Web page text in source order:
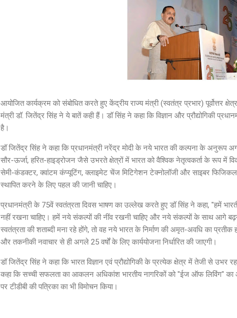
आयोजित कार्यक्रम को संबोधित करते हुए केंद्रीय राज्य मंत्री (स्वतंत्र प्रभार) पूर्वोत्तर
मंत्री डॉ. जितेंद्र सिंह ने ये बातें कही हैं। डॉ सिंह ने कहा कि विज्ञान और प्रौद्योगिकी
है।
डॉ जितेंद्र सिंह ने कहा कि प्रधानमंत्री नरेंद्र मोदी के नये भारत की कल्पना के अनुरूप अगले
सौर-ऊर्जा, हरित-हाइड्रोजन जैसे उभरते क्षेत्रों में भारत को वैश्विक नेतृत्वकर्ता के रूप में
सेमी-कंडक्टर, क्वांटम कंप्यूटिंग, क्लाइमेट चेंज मिटिगेशन टेक्नोलॉजी और साइबर
स्थापित करने के लिए पहल की जानी चाहिए।
प्रधानमंत्री के 75वें स्वतंत्रता दिवस भाषण का उल्लेख करते हुए डॉ सिंह ने कहा, "हमें
नहीं रखना चाहिए। हमें नये संकल्पों की नींव रखनी चाहिए और नये संकल्पों के साथ आगे
स्वतंत्रता की शताब्दी मना रहे होंगे, तो वह नये भारत के निर्माण की अमृत-अवधि का
और तकनीकी नवाचार से ही अगले 25 वर्षों के लिए कार्ययोजना निर्धारित की जाएगी।
डॉ जितेंद्र सिंह ने कहा कि भारत विज्ञान एवं प्रौद्योगिकी के प्रत्येक क्षेत्र में तेजी से
कहा कि सच्ची सफलता का आकलन अधिकांश भारतीय नागरिकों को "ईज ऑफ लिविंग"
पर टीडीबी की पत्रिका का भी विमोचन किया।